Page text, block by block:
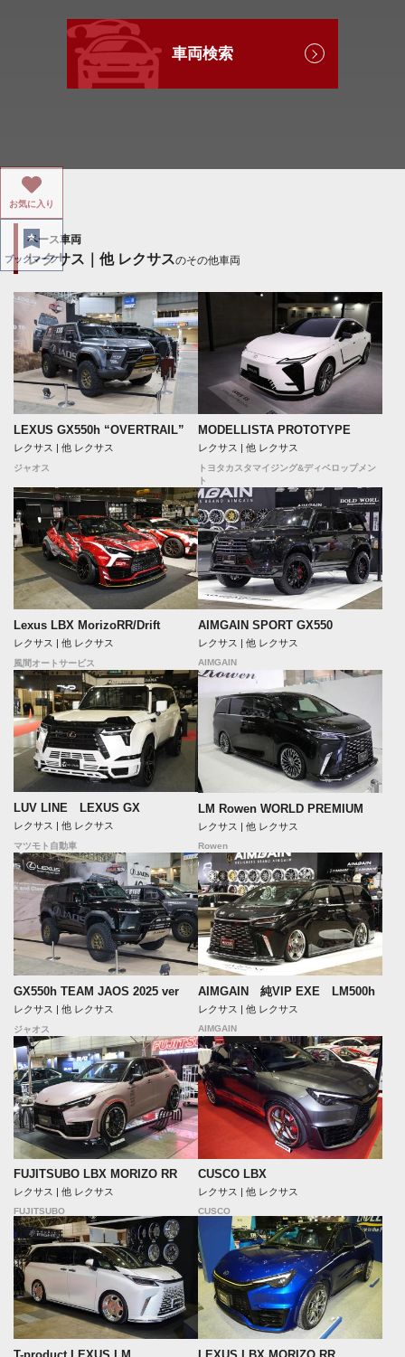
車両検索
ベース車両
レクサス｜他 レクサスのその他車両
LEXUS GX550h “OVERTRAIL”
レクサス | 他 レクサス
ジャオス
MODELLISTA PROTOTYPE
レクサス | 他 レクサス
トヨタカスタマイジング&ディベロップメン
ト
Lexus LBX MorizoRR/Drift
レクサス | 他 レクサス
風間オートサービス
AIMGAIN SPORT GX550
レクサス | 他 レクサス
AIMGAIN
LUV LINE LEXUS GX
レクサス | 他 レクサス
マツモト自動車
LM Rowen WORLD PREMIUM
レクサス | 他 レクサス
Rowen
GX550h TEAM JAOS 2025 ver
レクサス | 他 レクサス
ジャオス
AIMGAIN 純VIP EXE LM500h
レクサス | 他 レクサス
AIMGAIN
FUJITSUBO LBX MORIZO RR
レクサス | 他 レクサス
FUJITSUBO
CUSCO LBX
レクサス | 他 レクサス
CUSCO
お気に入り
ブックマーク